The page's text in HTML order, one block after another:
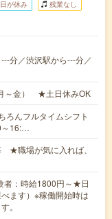
が休み 残業なし
分／渋沢駅から---分／
～金） ★土日休みOK
んフルタイムシフト
～16:…
職場が気に入れば、
：時給1800円～★日
ます）※稼働開始時は
。